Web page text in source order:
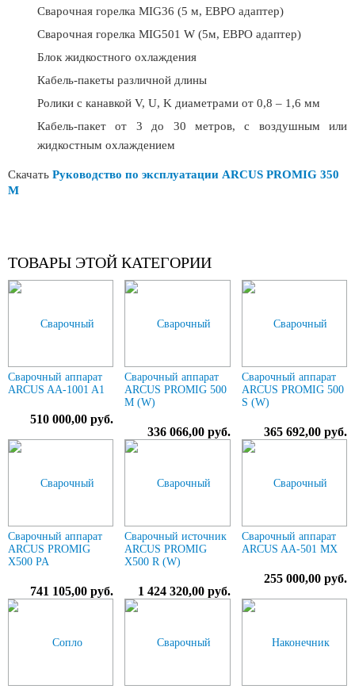
Сварочная горелка MIG36 (5 м, ЕВРО адаптер)
Сварочная горелка MIG501 W (5м, ЕВРО адаптер)
Блок жидкостного охлаждения
Кабель-пакеты различной длины
Ролики с канавкой V, U, K диаметрами от 0,8 – 1,6 мм
Кабель-пакет от 3 до 30 метров, с воздушным или
жидкостным охлаждением
Скачать Руководство по эксплуатации ARCUS PROMIG 350
M
ТОВАРЫ ЭТОЙ КАТЕГОРИИ
Сварочный аппарат
ARCUS AA-1001 A1
510 000,00 руб.
Сварочный аппарат
ARCUS PROMIG 500
M (W)
336 066,00 руб.
Сварочный аппарат
ARCUS PROMIG 500
S (W)
365 692,00 руб.
Сварочный аппарат
ARCUS PROMIG
X500 PA
741 105,00 руб.
Сварочный источник
ARCUS PROMIG
X500 R (W)
1 424 320,00 руб.
Сварочный аппарат
ARCUS AA-501 MX
255 000,00 руб.